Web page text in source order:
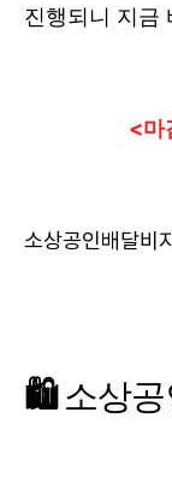
진행되니 지금
<마
소상공인배달비
🛍️소상